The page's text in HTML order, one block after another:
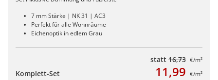
7 mm Stärke | NK 31 | AC3
Perfekt für alle Wohnräume
Eichenoptik in edlem Grau
statt 16,73 €/m²
Komplett-Set 11,99 €/m²